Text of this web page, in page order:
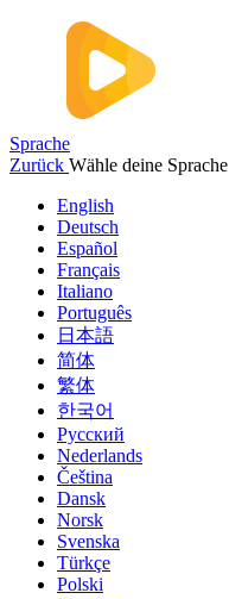
Sprache
Zurück Wähle deine Sprache
English
Deutsch
Español
Français
Italiano
Português
日本語
简体
繁体
한국어
Русский
Nederlands
Čeština
Dansk
Norsk
Svenska
Türkçe
Polski